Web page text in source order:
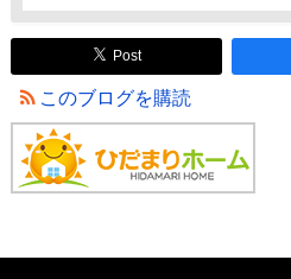
Post
このブログを購読